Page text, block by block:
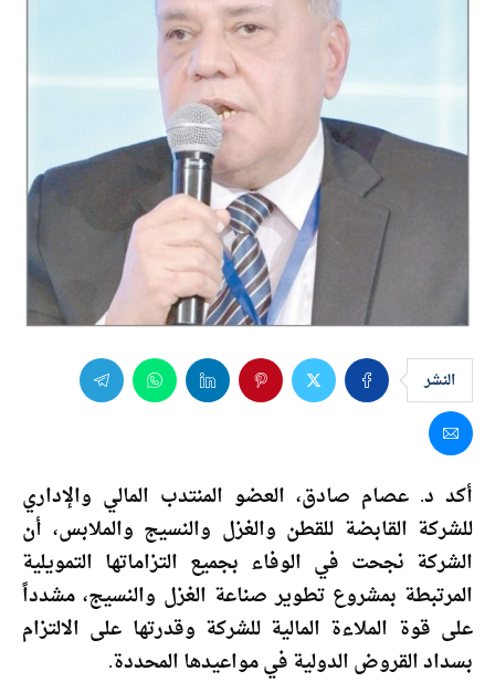
النشر
أكد د. عصام صادق، العضو المنتدب المالي والإداري
للشركة القابضة للقطن والغزل والنسيج والملابس، أن
الشركة نجحت في الوفاء بجميع التزاماتها التمويلية
المرتبطة بمشروع تطوير صناعة الغزل والنسيج، مشدداً
على قوة الملاءة المالية للشركة وقدرتها على الالتزام
بسداد القروض الدولية في مواعيدها المحددة.